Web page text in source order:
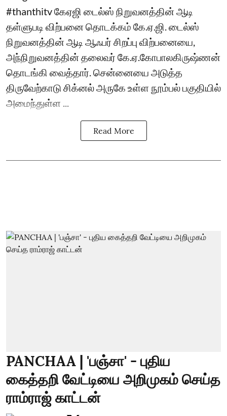
#thanthitv கேஏஜி டைல்ஸ் நிறுவனத்தின் ஆடி
தள்ளுபடி விற்பனை தொடக்கம் கே.ஏ.ஜி. டைல்ஸ்
நிறுவனத்தின் ஆடி ஆஃபர் சிறப்பு விற்பனையை,
அந்நிறுவனத்தின் தலைவர் கே.ஏ.கோபாலகிருஷ்ணன்
தொடங்கி வைத்தார். சென்னையை அடுத்த
திருவேற்காடு சிக்னல் அருகே உள்ள நூம்பல் பகுதியில்
அமைந்துள்ள ...
Read More
PANCHAA | 'பஞ்சா' - புதிய
கைத்தறி வேட்டியை அறிமுகம் செய்த
ராம்ராஜ் காட்டன்